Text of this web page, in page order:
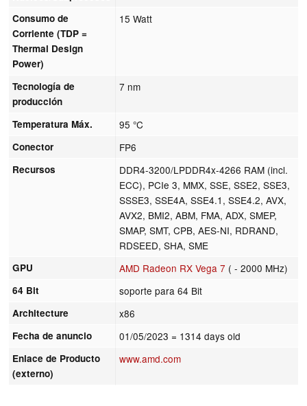
Consumo de
Corriente (TDP =
Thermal Design
Power)
15 Watt
Tecnología de
producción
7 nm
Temperatura Máx. 95 °C
Conector FP6
Recursos
DDR4-3200/LPDDR4x-4266 RAM (incl.
ECC), PCIe 3, MMX, SSE, SSE2, SSE3,
SSSE3, SSE4A, SSE4.1, SSE4.2, AVX,
AVX2, BMI2, ABM, FMA, ADX, SMEP,
SMAP, SMT, CPB, AES-NI, RDRAND,
RDSEED, SHA, SME
GPU AMD Radeon RX Vega 7 ( - 2000 MHz)
64 Bit soporte para 64 Bit
Architecture x86
Fecha de anuncio 01/05/2023 = 1314 days old
Enlace de Producto
(externo)
www.amd.com